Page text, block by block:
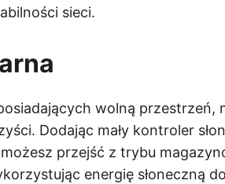
sieci.
wolną przestrzeń,
Dodając mały kontroler
przejść z trybu
energię słoneczną do